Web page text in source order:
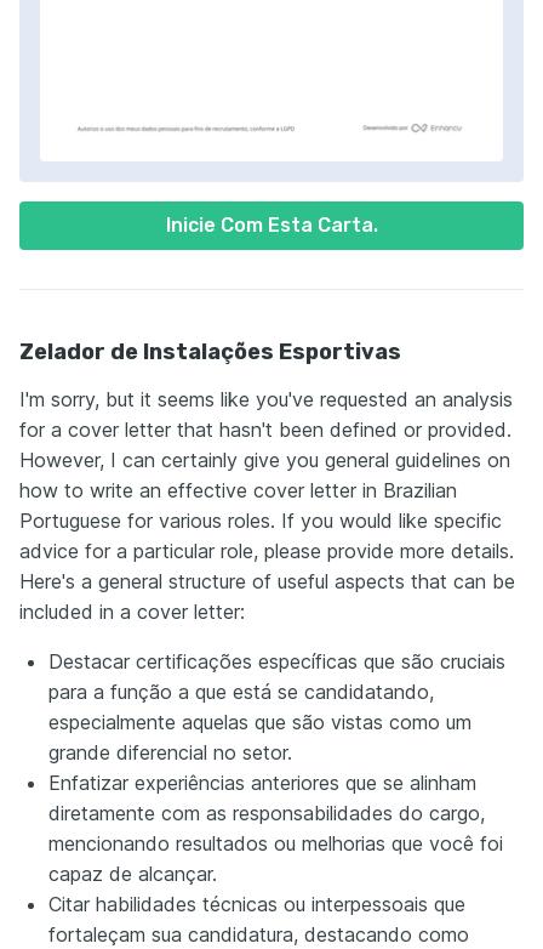
Inicie Com Esta Carta.
Zelador de Instalações Esportivas
I'm sorry, but it seems like you've requested an analysis
for a cover letter that hasn't been defined or provided.
However, I can certainly give you general guidelines on
how to write an effective cover letter in Brazilian
Portuguese for various roles. If you would like specific
advice for a particular role, please provide more details.
Here's a general structure of useful aspects that can be
included in a cover letter:
Destacar certificações específicas que são cruciais
para a função a que está se candidatando,
especialmente aquelas que são vistas como um
grande diferencial no setor.
Enfatizar experiências anteriores que se alinham
diretamente com as responsabilidades do cargo,
mencionando resultados ou melhorias que você foi
capaz de alcançar.
Citar habilidades técnicas ou interpessoais que
fortaleçam sua candidatura, destacando como